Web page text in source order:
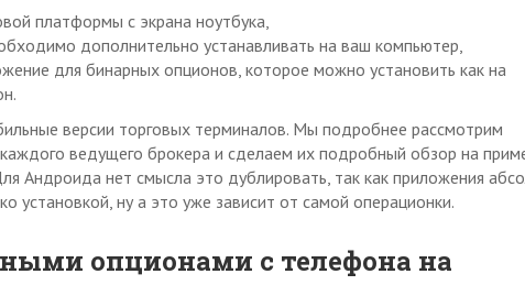
платформы с экрана ноутбука,
дополнительно устанавливать на ваш компьютер,
для бинарных опционов, которое можно установить как на
версии торговых терминалов. Мы подробнее рассмотрим
ведущего брокера и сделаем их подробный обзор на
Андроида нет смысла это дублировать, так как приложения
установкой, ну а это уже зависит от самой операционки.
опционами с телефона на